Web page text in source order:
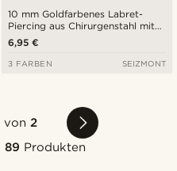
10 mm Goldfarbenes Labret-
Piercing aus Chirurgenstahl mit
Kugelspitze
6,95 €
3 FARBEN SEIZMONT
von2
89 Produkten